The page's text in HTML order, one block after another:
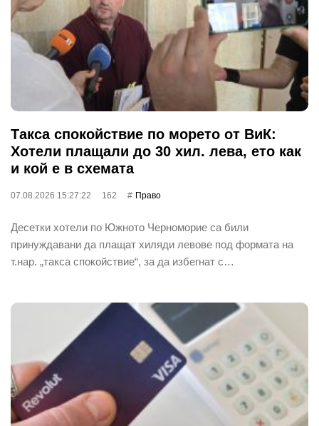
Такса спокойствие по морето от ВиК:
Хотели плащали до 30 хил. лева, ето как
и кой е в схемата
07.08.2026 15:27:22 162 Право
Десетки хотели по Южното Черноморие са били
принуждавани да плащат хиляди левове под формата на
т.нар. „такса спокойствие“, за да избегнат с…